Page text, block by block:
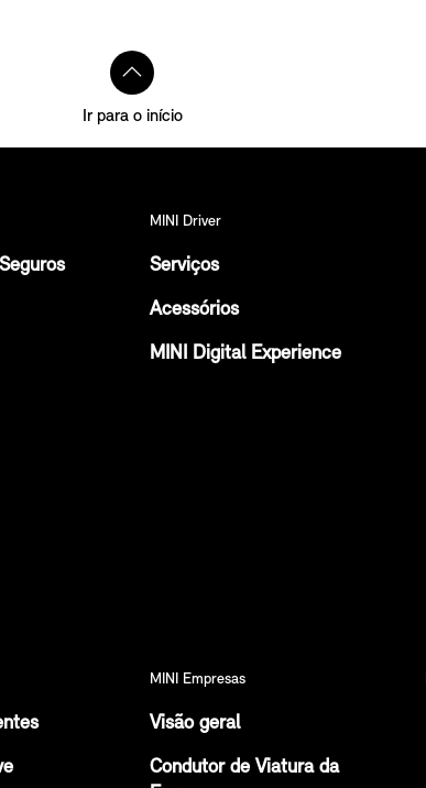
Ir para o início
MINI Driver
Serviços
Acessórios
MINI Digital Experience
MINI Empresas
Visão geral
Condutor de Viatura da